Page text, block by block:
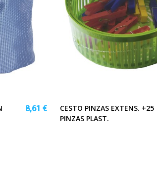
8,61 €
CESTO PINZAS EXTENS. +25
PINZAS PLAST.